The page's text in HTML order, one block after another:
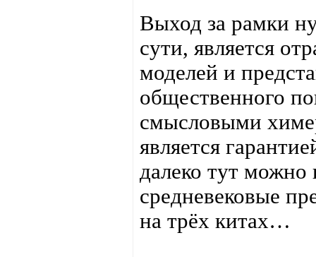
Выход за рамки
сути, является
моделей и
общественного
смысловыми
является
далеко тут можно
средневековые
на трёх китах…